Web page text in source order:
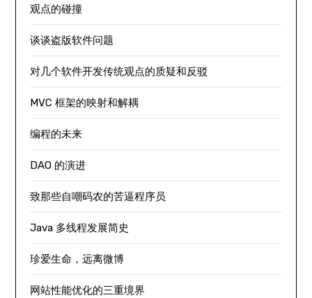
观点的碰撞
谈谈盗版软件问题
对几个软件开发传统观点的质疑和反驳
MVC 框架的映射和解耦
编程的未来
DAO 的演进
致那些自嘲码农的苦逼程序员
Java 多线程发展简史
珍爱生命，远离微博
网站性能优化的三重境界